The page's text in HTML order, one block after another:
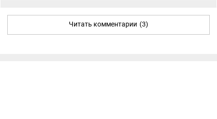
Читать комментарии (3)